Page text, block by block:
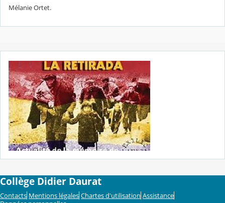
Mélanie Ortet.
Collège Didier Daurat
Contacts Mentions légales Chartes d'utilisation Assistance